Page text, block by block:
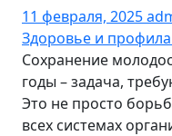
11 февраля, 2025
Здоровье и
Сохранение
годы – задача,
Это не просто
всех системах